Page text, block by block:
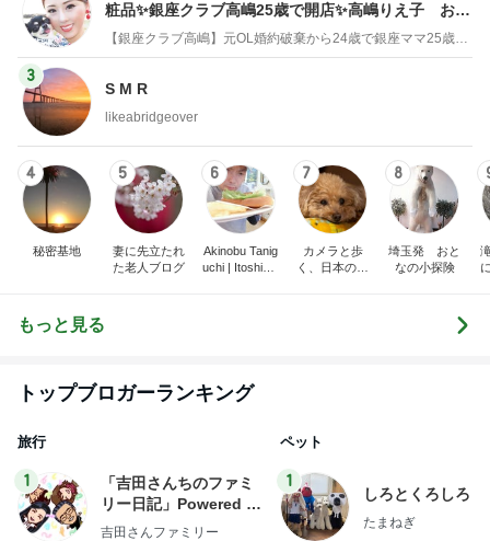
粧品✨銀座クラブ高嶋25歳で開店✨高嶋りえ子 お着
物でエルメス バーキン コーデ
【銀座クラブ高嶋】元OL婚約破棄から24歳で銀座ママ25歳でオーナーママ銀座 美肌で開運♡パワースポット巡り高嶋りえ子ブログ
3
S M R
likeabridgeover
4
秘密基地
5
妻に先立たれ
た老人ブログ
6
Akinobu Tanig
uchi | Itoshima
7
カメラと歩
く、日本の風
8
埼玉発 おと
なの小探険
もっと見る
トップブロガーランキング
旅行
1
「吉田さんちのファミ
リー日記」Powered b
y Ameba 吉田さんファ
吉田さんファミリー
ペット
1
しろとくろしろ
たまねぎ